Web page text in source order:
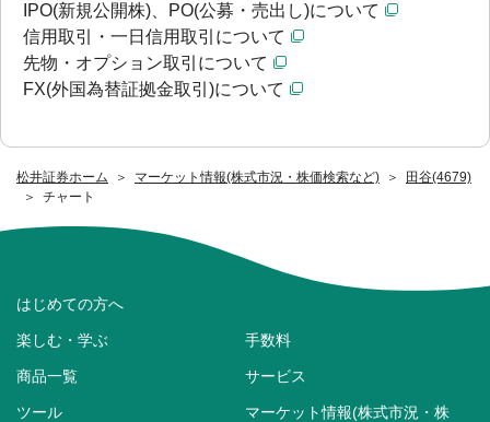
松井証券ホーム マーケット情報(株式市況・株価検索など)
田谷(4679)
チャート
IPO(新規公開株)、PO(公募・売出し)について
信用取引・一日信用取引について
先物・オプション取引について
FX(外国為替証拠金取引)について
はじめての方へ
楽しむ・学ぶ 手数料
商品一覧 サービス
ツール
マーケット情報(株式市況・株